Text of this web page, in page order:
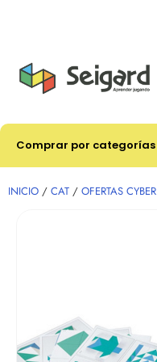
Comprar por categorías
INICIO / CAT / OFERTAS CYBER